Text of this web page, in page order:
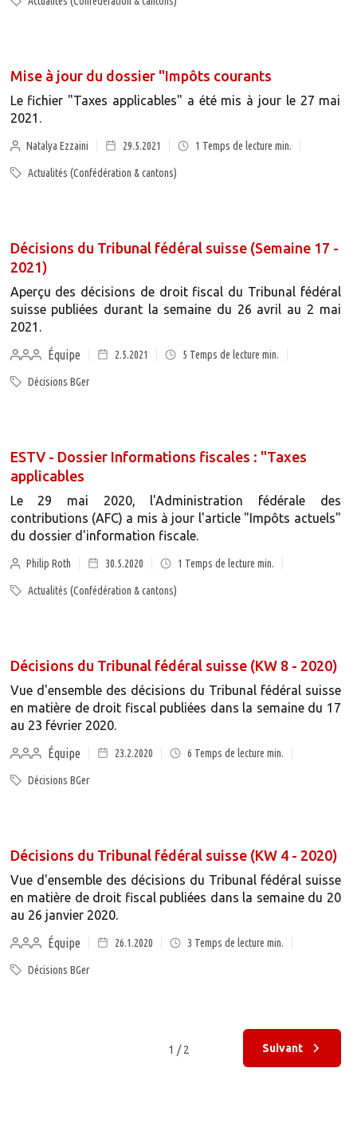
Mise à jour du dossier "Impôts courants
Le fichier "Taxes applicables" a été mis à jour le 27 mai
2021.
Natalya Ezzaini 29.5.2021 1 Temps de lecture min.
Actualités (Confédération & cantons)
Décisions du Tribunal fédéral suisse (Semaine 17 -
2021)
Aperçu des décisions de droit fiscal du Tribunal fédéral
suisse publiées durant la semaine du 26 avril au 2 mai
2021.
Équipe
2.5.2021 5 Temps de lecture min.
Décisions BGer
ESTV - Dossier Informations fiscales : "Taxes
applicables
Le 29 mai 2020, l'Administration fédérale des
contributions (AFC) a mis à jour l'article "Impôts actuels"
du dossier d'information fiscale.
Philip Roth 30.5.2020 1 Temps de lecture min.
Actualités (Confédération & cantons)
Décisions du Tribunal fédéral suisse (KW 8 - 2020)
Vue d'ensemble des décisions du Tribunal fédéral suisse
en matière de droit fiscal publiées dans la semaine du 17
au 23 février 2020.
Équipe
23.2.2020 6 Temps de lecture min.
Décisions BGer
Décisions du Tribunal fédéral suisse (KW 4 - 2020)
Vue d'ensemble des décisions du Tribunal fédéral suisse
en matière de droit fiscal publiées dans la semaine du 20
au 26 janvier 2020.
Équipe
26.1.2020 3 Temps de lecture min.
Décisions BGer
1 / 2 Suivant